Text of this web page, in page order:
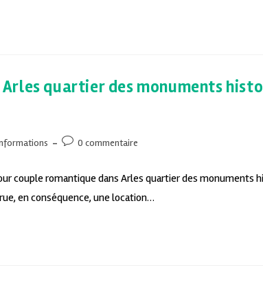
quartier des monuments
0 commentaire
couple romantique dans Arles quartier des monuments
en conséquence, une location…